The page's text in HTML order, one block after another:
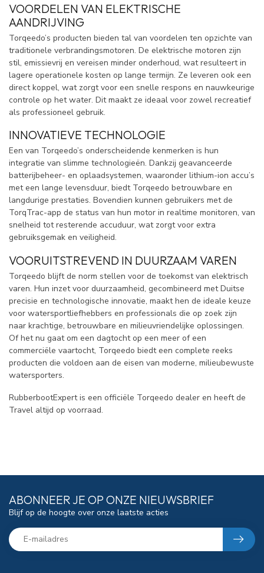
VOORDELEN VAN ELEKTRISCHE
AANDRIJVING
Torqeedo’s producten bieden tal van voordelen ten opzichte van
traditionele verbrandingsmotoren. De elektrische motoren zijn
stil, emissievrij en vereisen minder onderhoud, wat resulteert in
lagere operationele kosten op lange termijn. Ze leveren ook een
direct koppel, wat zorgt voor een snelle respons en nauwkeurige
controle op het water. Dit maakt ze ideaal voor zowel recreatief
als professioneel gebruik.
INNOVATIEVE TECHNOLOGIE
Een van Torqeedo’s onderscheidende kenmerken is hun
integratie van slimme technologieën. Dankzij geavanceerde
batterijbeheer- en oplaadsystemen, waaronder lithium-ion accu’s
met een lange levensduur, biedt Torqeedo betrouwbare en
langdurige prestaties. Bovendien kunnen gebruikers met de
TorqTrac-app de status van hun motor in realtime monitoren, van
snelheid tot resterende accuduur, wat zorgt voor extra
gebruiksgemak en veiligheid.
VOORUITSTREVEND IN DUURZAAM VAREN
Torqeedo blijft de norm stellen voor de toekomst van elektrisch
varen. Hun inzet voor duurzaamheid, gecombineerd met Duitse
precisie en technologische innovatie, maakt hen de ideale keuze
voor watersportliefhebbers en professionals die op zoek zijn
naar krachtige, betrouwbare en milieuvriendelijke oplossingen.
Of het nu gaat om een dagtocht op een meer of een
commerciële vaartocht, Torqeedo biedt een complete reeks
producten die voldoen aan de eisen van moderne, milieubewuste
watersporters.
RubberbootExpert is een officiële Torqeedo dealer en heeft de
Travel altijd op voorraad.
ABONNEER JE OP ONZE NIEUWSBRIEF
Blijf op de hoogte over onze laatste acties